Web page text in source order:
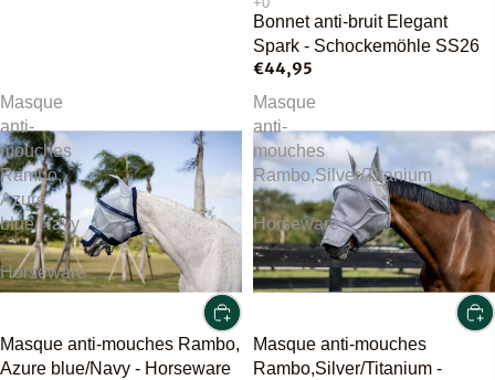
Bonnet anti-bruit Elegant
Spark - Schockemöhle SS26
€44,95
Masque
anti-
mouches
Rambo,
Azure
blue/Navy
-
Horseware
Masque anti-mouches Rambo,
Azure blue/Navy - Horseware
Masque
anti-
mouches
Rambo,Silver/Titanium
-
Horseware
Masque anti-mouches
Rambo,Silver/Titanium -